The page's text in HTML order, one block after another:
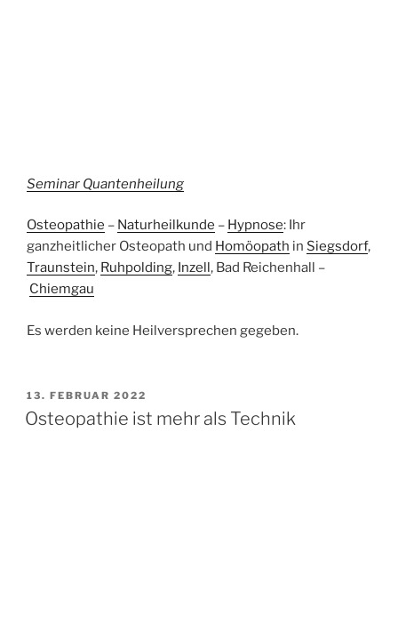
Seminar Quantenheilung
Osteopathie – Naturheilkunde – Hypnose: Ihr
ganzheitlicher Osteopath und Homöopath in Siegsdorf,
Traunstein, Ruhpolding, Inzell, Bad Reichenhall –
Chiemgau
Es werden keine Heilversprechen gegeben.
VERÖFFENTLICHT
AM
13. FEBRUAR 2022
Osteopathie ist mehr als Technik